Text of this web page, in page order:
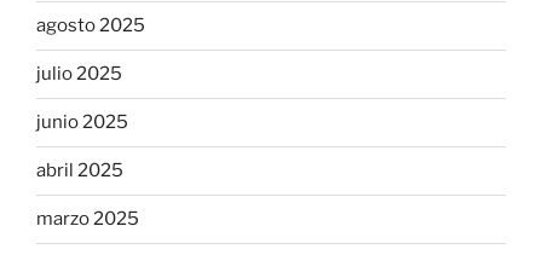
agosto 2025
julio 2025
junio 2025
abril 2025
marzo 2025